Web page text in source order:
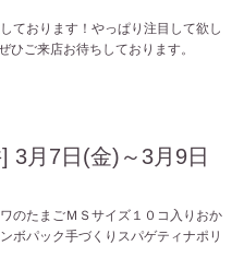
ております！やっぱり注目して欲し
ひご来店お待ちしております。
3月7日(金)～3月9日
のたまごＭＳサイズ１０コ入りおか
パック手づくりスパゲティナポリ